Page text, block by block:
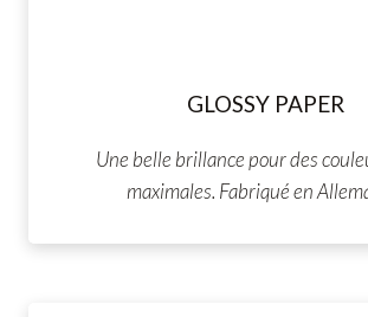
GLOSSY PAPER
Une belle brillance pour des
maximales. Fabriqué en